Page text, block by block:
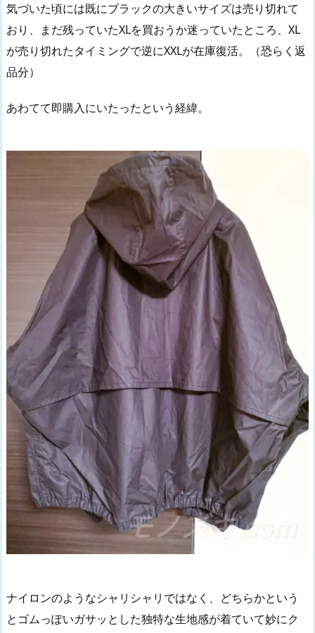
気づいた頃には既にブラックの大きいサイズは売り切れて
おり、まだ残っていたXLを買おうか迷っていたところ、XL
が売り切れたタイミングで逆にXXLが在庫復活。（恐らく返
品分）
あわてて即購入にいたったという経緯。
ナイロンのようなシャリシャリではなく、どちらかという
とゴムっぽいガサッとした独特な生地感が着ていて妙にク